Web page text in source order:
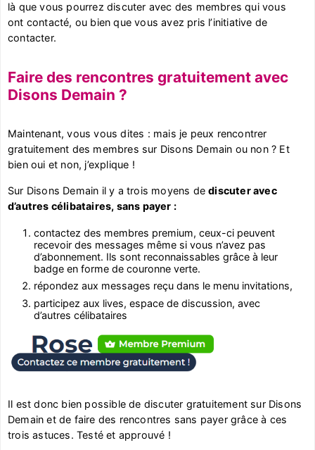
là que vous pourrez discuter avec des membres qui vous
ont contacté, ou bien que vous avez pris l’initiative de
contacter.
Faire des rencontres gratuitement avec
Disons Demain ?
Maintenant, vous vous dites : mais je peux rencontrer
gratuitement des membres sur Disons Demain ou non ? Et
bien oui et non, j’explique !
Sur Disons Demain il y a trois moyens dediscuter avec
d’autres célibataires, sans payer :
contactez des membres premium, ceux-ci peuvent
recevoir des messages même si vous n’avez pas
d’abonnement. Ils sont reconnaissables grâce à leur
badge en forme de couronne verte.
répondez aux messages reçu dans le menu invitations,
participez aux lives, espace de discussion, avec
d’autres célibataires
Il est donc bien possible de discuter gratuitement sur Disons
Demain et de faire des rencontres sans payer grâce à ces
trois astuces. Testé et approuvé !